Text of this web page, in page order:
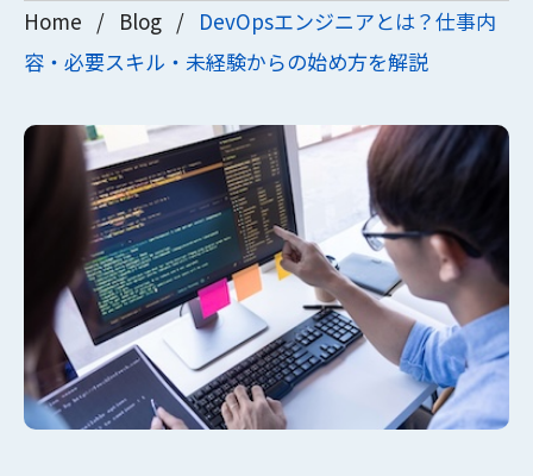
Home / Blog / DevOpsエンジニアとは？仕事内
容・必要スキル・未経験からの始め方を解説